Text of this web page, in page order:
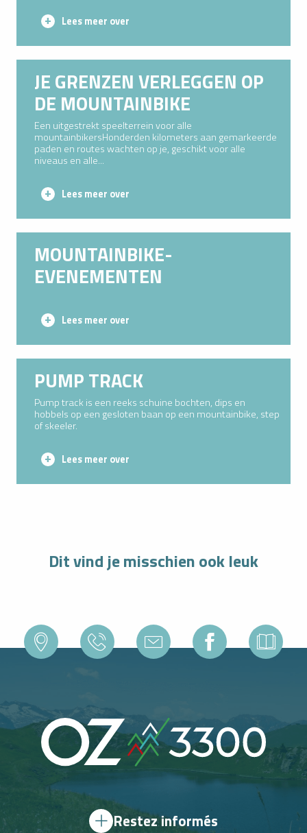
Lees meer over
JE GRENZEN VERLEGGEN OP
DE MOUNTAINBIKE
Een uitgestrekt speelterrein voor alle
mountainbikersHonderden kilometers aan gemarkeerde
paden en routes wachten op je, geschikt voor alle
niveaus en alle...
Lees meer over
MOUNTAINBIKE-
EVENEMENTEN
Lees meer over
PUMP TRACK
Pump track is een reeks schuine bochten, dips en
hobbels op een gesloten baan op een mountainbike, step
of skeeler.
Lees meer over
Dit vind je misschien ook leuk
Restez informés